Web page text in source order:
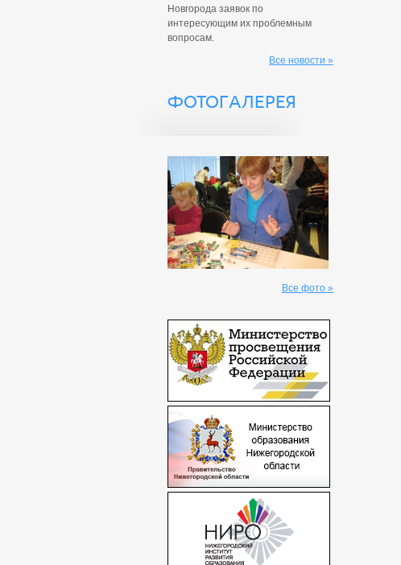
Новгорода заявок по
интересующим их проблемным
вопросам.
Все новости »
ФОТОГАЛЕРЕЯ
Все фото »